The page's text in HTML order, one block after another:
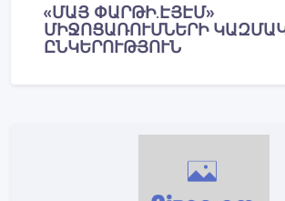
«ՄԱՅ ՓԱՐԹԻ.ԷՅԷՄ»
ՄԻՋՈՑԱՌՈՒՄՆԵՐԻ
ԸՆԿԵՐՈՒԹՅՈՒՆ